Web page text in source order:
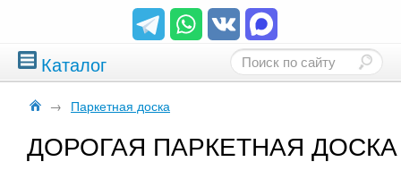
Каталог
→ Паркетная доска
ДОРОГАЯ ПАРКЕТНАЯ ДОСКА